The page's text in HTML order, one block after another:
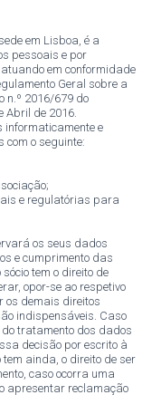
em Lisboa, é a
pessoais e por
em conformidade
Geral sobre a
n.º 2016/679 do
Abril de 2016.
informaticamente e
o seguinte:
e regulatórias para
os seus dados
e cumprimento das
tem o direito de
opor-se ao respetivo
os demais direitos
indispensáveis. Caso
do tratamento dos dados
decisão por escrito à
tem ainda, o direito de ser
caso ocorra uma
apresentar reclamação